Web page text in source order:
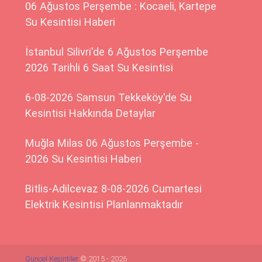
06 Ağustos Perşembe : Kocaeli, Kartepe
Su Kesintisi Haberi
İstanbul Silivri'de 6 Ağustos Perşembe
2026 Tarihli 6 Saat Su Kesintisi
6-08-2026 Samsun Tekkeköy'de Su
Kesintisi Hakkında Detaylar
Muğla Milas 06 Ağustos Perşembe -
2026 Su Kesintisi Haberi
Bitlis-Adilcevaz 8-08-2026 Cumartesi
Elektrik Kesintisi Planlanmaktadır
Güncel Kesintiler© 2015 - 2026